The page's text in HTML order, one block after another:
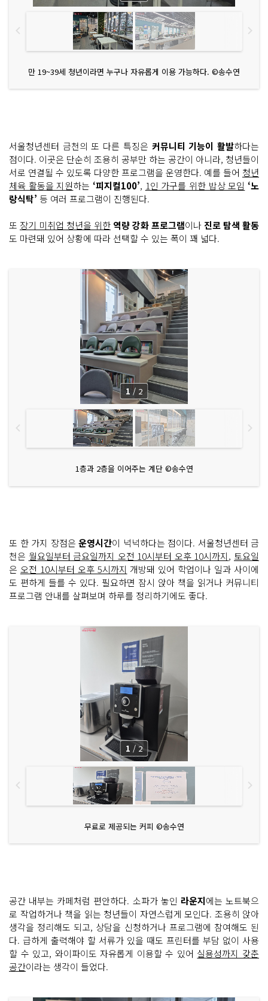
만 19~39세 청년이라면 누구나 자유롭게 이용 가능하다. ©송수연
서울청년센터 금천의 또 다른 특징은 커뮤니티 기능이 활발하다는
점이다. 이곳은 단순히 조용히 공부만 하는 공간이 아니라, 청년들이
서로 연결될 수 있도록 다양한 프로그램을 운영한다. 예를 들어 청년
체육 활동을 지원하는 ‘피지컬100’, 1인 가구를 위한 밥상 모임 ‘노
랑식탁’ 등 여러 프로그램이 진행된다.
또 장기 미취업 청년을 위한 역량 강화 프로그램이나진로 탐색 활동
도 마련돼 있어 상황에 따라 선택할 수 있는 폭이 꽤 넓다.
1층과 2층을 이어주는 계단 ©송수연
1 / 2
또 한 가지 장점은 운영시간이 넉넉하다는 점이다. 서울청년센터 금
천은 월요일부터 금요일까지 오전 10시부터 오후 10시까지, 토요일
은 오전 10시부터 오후 5시까지 개방돼 있어 학업이나 일과 사이에
도 편하게 들를 수 있다. 필요하면 잠시 앉아 책을 읽거나 커뮤니티
프로그램 안내를 살펴보며 하루를 정리하기에도 좋다.
무료로 제공되는 커피 ©송수연
1 / 2
공간 내부는 카페처럼 편안하다. 소파가 놓인 라운지에는 노트북으
로 작업하거나 책을 읽는 청년들이 자연스럽게 모인다. 조용히 앉아
생각을 정리해도 되고, 상담을 신청하거나 프로그램에 참여해도 된
다. 급하게 출력해야 할 서류가 있을 때도 프린터를 부담 없이 사용
할 수 있고, 와이파이도 자유롭게 이용할 수 있어 실용성까지 갖춘
공간이라는 생각이 들었다.